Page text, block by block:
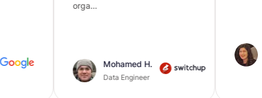
orga…
Mohamed H.
Data Engineer